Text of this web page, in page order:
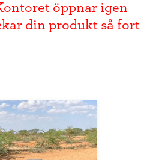
öppnar igen
din produkt så fort